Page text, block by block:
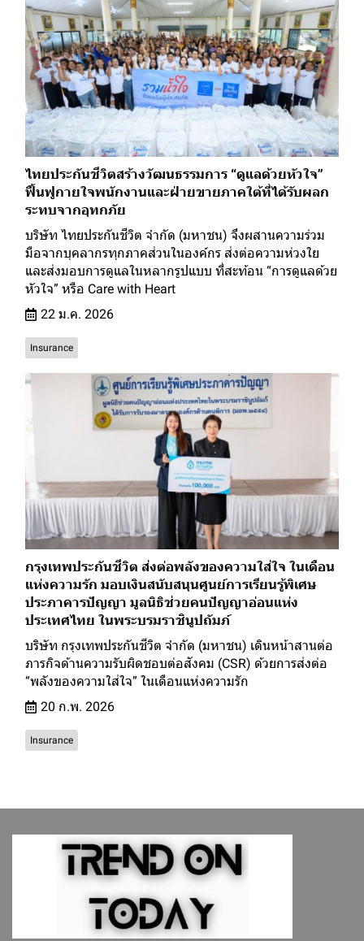
ไทยประกันชีวิตสร้างวัฒนธรรมการ “ดูแลด้วยหัวใจ”
ฟื้นฟูกายใจพนักงานและฝ่ายขายภาคใต้ที่ได้รับผลก
ระทบจากอุทกภัย
บริษัท ไทยประกันชีวิต จำกัด (มหาชน) จึงผสานความร่วม
มือจากบุคลากรทุกภาคส่วนในองค์กร ส่งต่อความห่วงใย
และส่งมอบการดูแลในหลากรูปแบบ ที่สะท้อน “การดูแลด้วย
หัวใจ” หรือ Care with Heart
22 ม.ค. 2026
Insurance
กรุงเทพประกันชีวิต ส่งต่อพลังของความใส่ใจ ในเดือน
แห่งความรัก มอบเงินสนับสนุนศูนย์การเรียนรู้พิเศษ
ประภาคารปัญญา มูลนิธิช่วยคนปัญญาอ่อนแห่ง
ประเทศไทย ในพระบรมราชินูปถัมภ์
บริษัท กรุงเทพประกันชีวิต จำกัด (มหาชน) เดินหน้าสานต่อ
ภารกิจด้านความรับผิดชอบต่อสังคม (CSR) ด้วยการส่งต่อ
“พลังของความใส่ใจ” ในเดือนแห่งความรัก
20 ก.พ. 2026
Insurance